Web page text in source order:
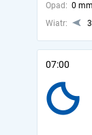
Opad: 0 mm
Wiatr:
07:00